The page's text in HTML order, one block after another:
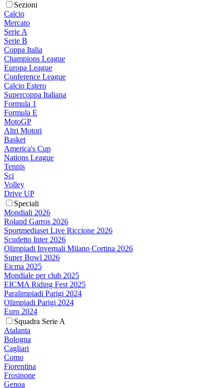
Sezioni
Calcio
Mercato
Serie A
Serie B
Coppa Italia
Champions League
Europa League
Conference League
Calcio Estero
Supercoppa Italiana
Formula 1
Formula E
MotoGP
Altri Motori
Basket
America's Cup
Nations League
Tennis
Sci
Volley
Drive UP
Speciali
Mondiali 2026
Roland Garros 2026
Sportmediaset Live Riccione 2026
Scudetto Inter 2026
Olimpiadi Invernali Milano Cortina 2026
Super Bowl 2026
Eicma 2025
Mondiale per club 2025
EICMA Riding Fest 2025
Paralimpiadi Parigi 2024
Olimpiadi Parigi 2024
Euro 2024
Squadra Serie A
Atalanta
Bologna
Cagliari
Como
Fiorentina
Frosinone
Genoa